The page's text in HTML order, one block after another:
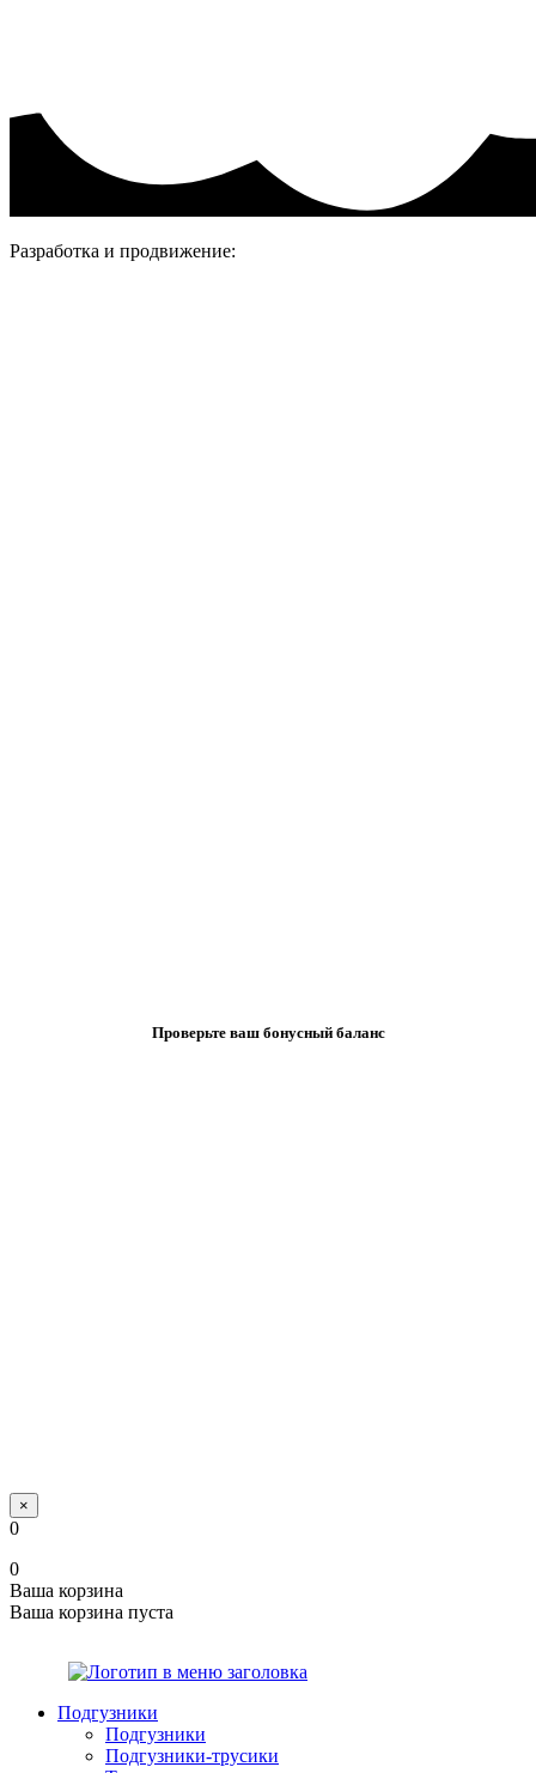
Разработка и продвижение:
Проверьте ваш бонусный баланс
×
0
0
Ваша корзина
Ваша корзина пуста
Подгузники
Подгузники
Подгузники-трусики